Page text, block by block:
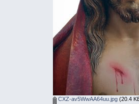
CXZ-av5WwAA64uu.jpg (20.4